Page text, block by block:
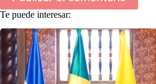
Te puede interesar: